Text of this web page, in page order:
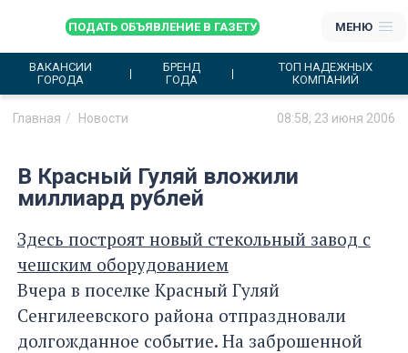
ПОДАТЬ ОБЪЯВЛЕНИЕ В ГАЗЕТУ МЕНЮ
ВАКАНСИИ
ГОРОДА
БРЕНД
ГОДА
ТОП НАДЕЖНЫХ
КОМПАНИЙ
Главная Новости 08:58, 23 июня 2006
В Красный Гуляй вложили
миллиард рублей
Здесь построят новый стекольный завод с
чешским оборудованием
Вчера в поселке Красный Гуляй
Сенгилеевского района отпраздновали
долгожданное событие. На заброшенной